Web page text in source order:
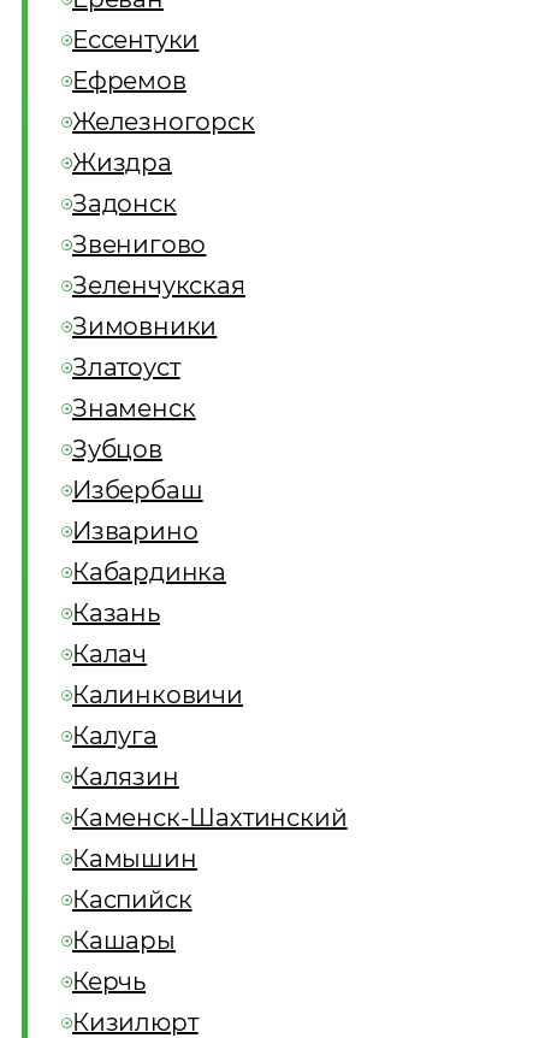
Ессентуки
Ефремов
Железногорск
Жиздра
Задонск
Звенигово
Зеленчукская
Зимовники
Златоуст
Знаменск
Зубцов
Избербаш
Изварино
Кабардинка
Казань
Калач
Калинковичи
Калуга
Калязин
Каменск-Шахтинский
Камышин
Каспийск
Кашары
Керчь
Кизилюрт